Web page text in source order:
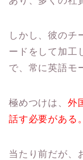
しかし、彼のチ
ードをして加工
で、常に英語モ
極めつけは、 外
話す必要がある。
当たり前だが、